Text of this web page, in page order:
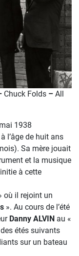
Chuck Folds – All
1938
l’âge de huit ans
Sa mère jouait
et la musique
à cette
où il rejoint un
». Au cours de l’été
Danny ALVIN au «
étés suivants
sur un bateau